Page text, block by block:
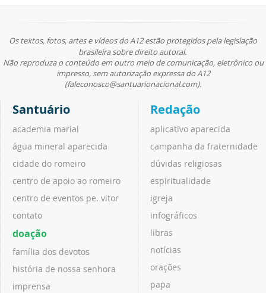
Os textos, fotos, artes e vídeos do A12 estão protegidos pela legislação
brasileira sobre direito autoral.
Não reproduza o conteúdo em outro meio de comunicação, eletrônico ou
impresso, sem autorização expressa do A12
(faleconosco@santuarionacional.com).
Santuário
academia marial
água mineral aparecida
cidade do romeiro
centro de apoio ao romeiro
centro de eventos pe. vitor
contato
doação
família dos devotos
história de nossa senhora
imprensa
Redação
aplicativo aparecida
campanha da fraternidade
dúvidas religiosas
espiritualidade
igreja
infográficos
libras
notícias
orações
papa